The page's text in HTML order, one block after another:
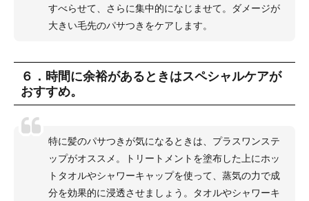
すべらせて、さらに集中的になじませて。ダメージが
大きい毛先のパサつきをケアします。
６．時間に余裕があるときはスペシャルケアが
おすすめ。
特に髪のパサつきが気になるときは、プラスワンステ
ップがオススメ。トリートメントを塗布した上にホッ
トタオルやシャワーキャップを使って、蒸気の力で成
分を効果的に浸透させましょう。タオルやシャワーキ